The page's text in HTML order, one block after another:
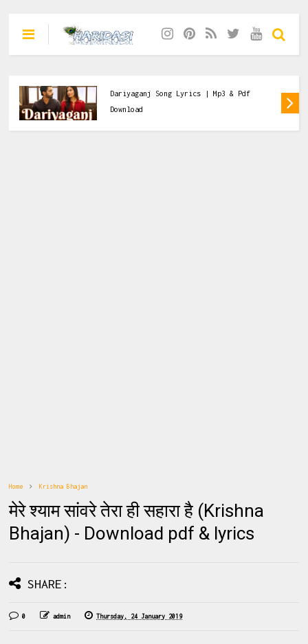
| Mp3 & Pdf
Meri Rahe Tere Tak Hai
Home Krishna Bhajan
मेरे श्याम सांवरे तेरा ही सहारा है (Krishna
Bhajan) - Download pdf & lyrics
SHARE:
0 admin Thursday, 24 January 2019